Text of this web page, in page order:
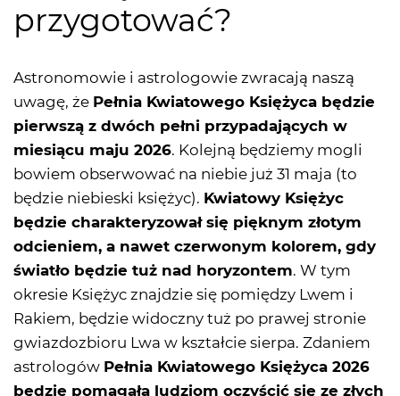
przygotować?
Astronomowie i astrologowie zwracają naszą
uwagę, że Pełnia Kwiatowego Księżyca będzie
pierwszą z dwóch pełni przypadających w
miesiącu maju 2026. Kolejną będziemy mogli
bowiem obserwować na niebie już 31 maja (to
będzie niebieski księżyc). Kwiatowy Księżyc
będzie charakteryzował się pięknym złotym
odcieniem, a nawet czerwonym kolorem, gdy
światło będzie tuż nad horyzontem. W tym
okresie Księżyc znajdzie się pomiędzy Lwem i
Rakiem, będzie widoczny tuż po prawej stronie
gwiazdozbioru Lwa w kształcie sierpa. Zdaniem
astrologów Pełnia Kwiatowego Księżyca 2026
będzie pomagała ludziom oczyścić się ze złych